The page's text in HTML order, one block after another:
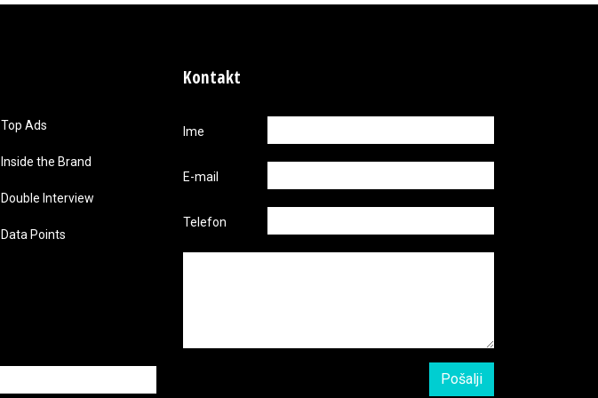
Top Ads
Inside the Brand
Double Interview
Data Points
Kontakt
Ime
E-mail
Telefon